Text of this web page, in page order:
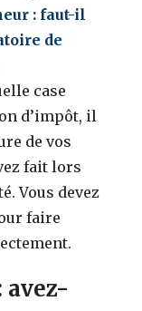
: faut-il
de
case
d’impôt, il
de vos
fait lors
Vous devez
faire